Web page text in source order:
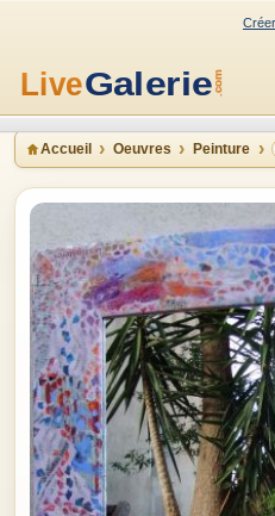
Accueil Oeuvres Peinture